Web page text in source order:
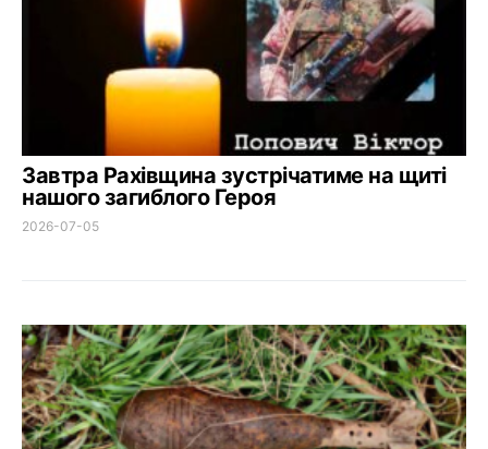
Завтра Рахівщина зустрічатиме на щиті
нашого загиблого Героя
2026-07-05